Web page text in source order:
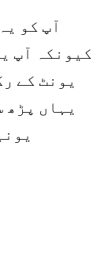
آپ کو
کیونکہ آپ
یہاں پڑھ